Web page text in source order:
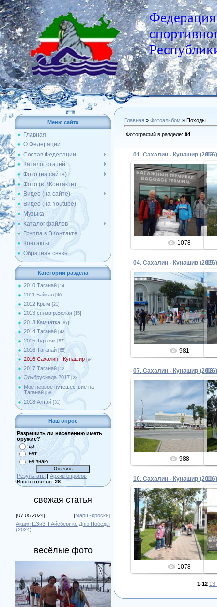
Федерация
Меню сайта
Главная
О Федерации
Состав Федерации
Каталог статей
Фото (на сайте)
Фото (в ВКонтакте)
Видео (на сайте)
Видео (на Youtube)
Музыка
Каталог файлов
Группа в ВКонтакте
Контакты
Обратная связь
Категории раздела
2010 Таганай [14]
2011 Байкал [40]
2012 Крым [21]
2013 сплав р.Белая [15]
2013 Камчатка [87]
2014 Таганай [42]
2015 Тургояк [87]
2016 Таганай [65]
2016 Сахалин - Кунашир [94]
2017 Таганай [12]
Эльбрусиада 2017 [23]
Моё первое путешествие на
Таганай [58]
2018 Алтай [31]
Наш опрос
Разрешить ли населению иметь
оружие?
да
нет
не знаю
Результаты | Архив опросов
Всего ответов: 28
свежая статья
[07.05.2024] [Марш-броски]
Акция ЦЗиЗП Айсберг ко Дню Победы
(2024)
весёлые фото
Главная » Фотоальбом » Походы
Фотографий в разделе: 94
01. Сахалин - Кунашир (2016)
18.10.2016
Admin
1078
02.
04. Сахалин - Кунашир (2016)
18.10.2016
Admin
981
05.
07. Сахалин - Кунашир (2016)
18.10.2016
Admin
988
08.
10. Сахалин - Кунашир (2016)
18.10.2016
Admin
1078
11.
1-12